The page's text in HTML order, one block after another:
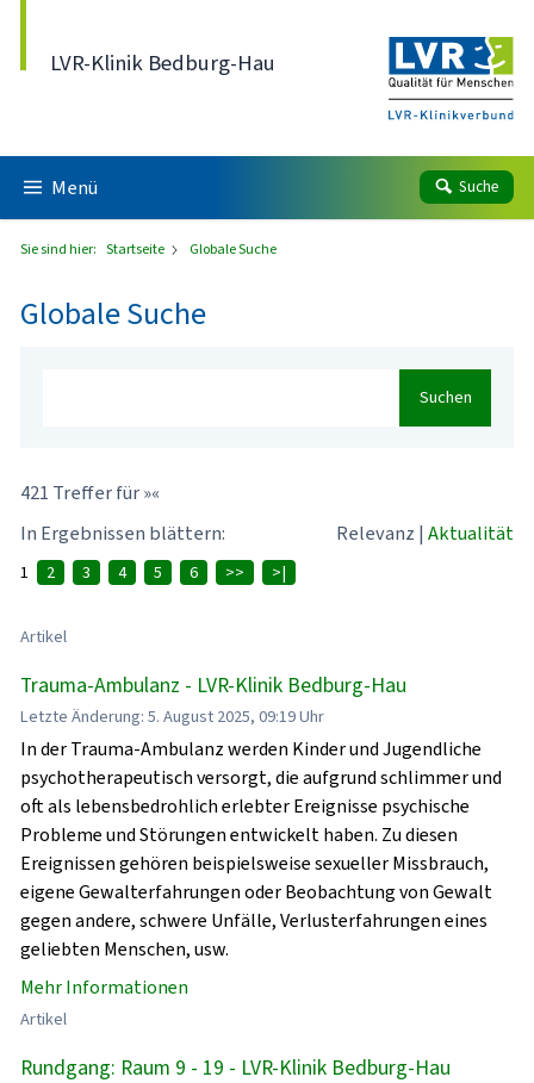
LVR-Klinik Bedburg-Hau
Menü Suche
Sie sind hier: Startseite Globale Suche
Globale Suche
Suchen
421 Treffer für »«
In Ergebnissen blättern:
Relevanz | Aktualität
1 2 3 4 5 6 >> >|
Artikel
Trauma-Ambulanz - LVR-Klinik Bedburg-Hau
Letzte Änderung: 5. August 2025, 09:19 Uhr
In der Trauma-Ambulanz werden Kinder und Jugendliche
psychotherapeutisch versorgt, die aufgrund schlimmer und
oft als lebensbedrohlich erlebter Ereignisse psychische
Probleme und Störungen entwickelt haben. Zu diesen
Ereignissen gehören beispielsweise sexueller Missbrauch,
eigene Gewalterfahrungen oder Beobachtung von Gewalt
gegen andere, schwere Unfälle, Verlusterfahrungen eines
geliebten Menschen, usw.
Mehr Informationen
Artikel
Rundgang: Raum 9 - 19 - LVR-Klinik Bedburg-Hau